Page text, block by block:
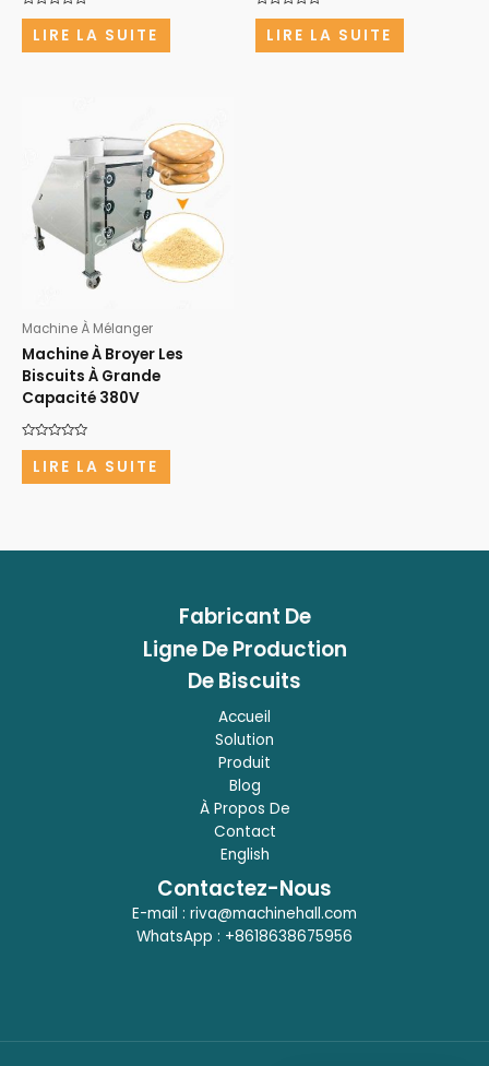
Note
sur
5
LIRE LA SUITE
Note
sur
5
LIRE LA SUITE
Machine À Mélanger
Machine À Broyer Les
Biscuits À Grande
Capacité 380V
Note
sur
5
LIRE LA SUITE
Fabricant De
Ligne De Production
De Biscuits
Accueil
Solution
Produit
Blog
À Propos De
Contact
English
Contactez-Nous
E-mail : riva@machinehall.com
WhatsApp : +8618638675956